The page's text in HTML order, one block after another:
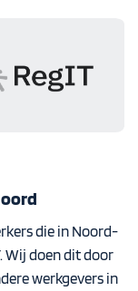
die in Noord-
Wij doen dit door
werkgevers in